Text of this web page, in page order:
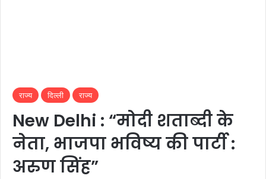
राज्य दिल्ली राज्य
New Delhi : “मोदी शताब्दी के
नेता, भाजपा भविष्य की पार्टी :
अरुण सिंह”